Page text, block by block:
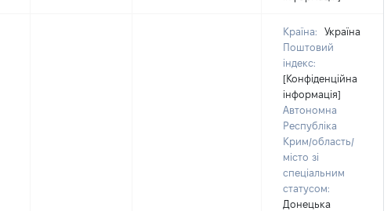
Країна:
Україна
Поштовий
індекс:
[Конфіденційна
інформація]
Автономна
Республіка
Крим/область/
місто зі
спеціальним
статусом:
Донецька